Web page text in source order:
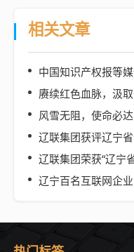
相关文章
风雪无阻，使命必达